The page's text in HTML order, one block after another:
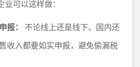
可以这样做：
报：
不论线上还是线下、国内还
收入都要如实申报，避免偷漏税